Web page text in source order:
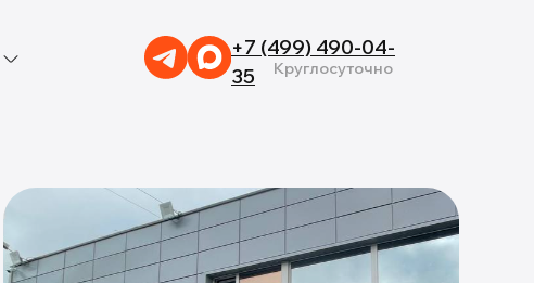
Круглосуточно
+7 (499) 490-04-
35